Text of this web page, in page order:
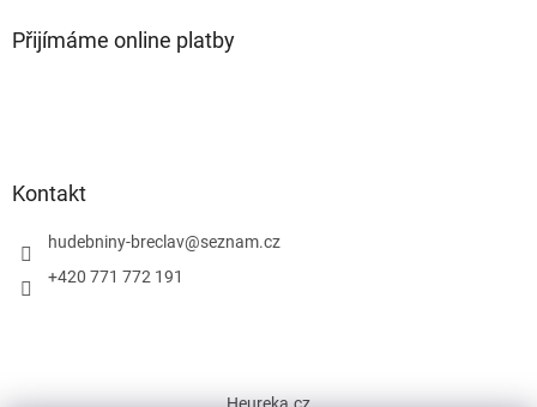
Přijímáme online platby
Kontakt
hudebniny-breclav@seznam.cz
+420 771 772 191